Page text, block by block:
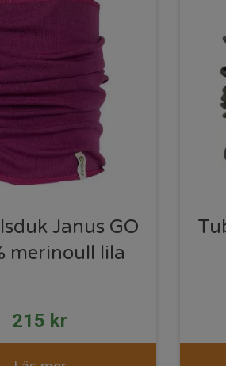
Janus GO
merinoull lila
215 kr